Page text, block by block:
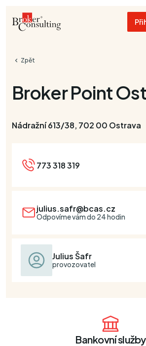
Zpět
Broker Point
Nádražní 613/38, 702 00 Ostrava
773 318 319
julius.safr@bcas.cz
Odpovíme vám do 24 hodin
Julius Šafr
provozovatel
Bankovní služby